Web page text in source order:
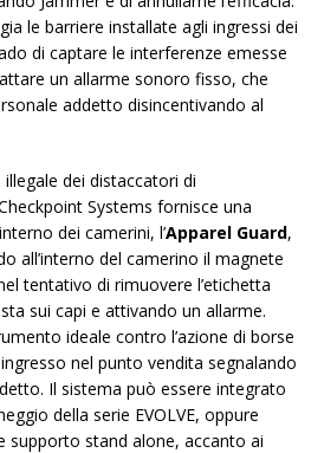
le barriere installate agli ingressi dei
di captare le interferenze emesse
un allarme sonoro fisso, che
addetto disincentivando al
illegale dei distaccatori di
Systems fornisce una
dei camerini, l’Apparel Guard,
all’interno del camerino il magnete
tentativo di rimuovere l’etichetta
sui capi e attivando un allarme.
ideale contro l’azione di borse
nel punto vendita segnalando
Il sistema può essere integrato
della serie EVOLVE, oppure
supporto stand alone, accanto ai